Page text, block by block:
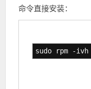
命令直接安装：
sudo rpm -